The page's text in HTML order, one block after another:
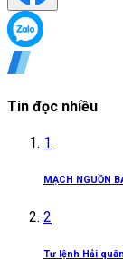
Tin đọc nhiều
1
MẠCH NGUỒN
2
Tư lệnh Hải